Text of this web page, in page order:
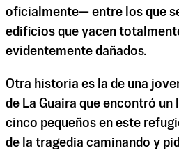
oficialmente— entre los que
edificios que yacen
evidentemente dañados.
Otra historia es la de una
de La Guaira que encontró un
cinco pequeños en este
de la tragedia caminando y